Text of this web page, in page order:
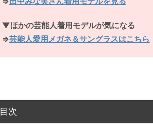
▼ほかの芸能人着用モデルが気になる
⇒芸能人愛用メガネ＆サングラスはこちら
目次